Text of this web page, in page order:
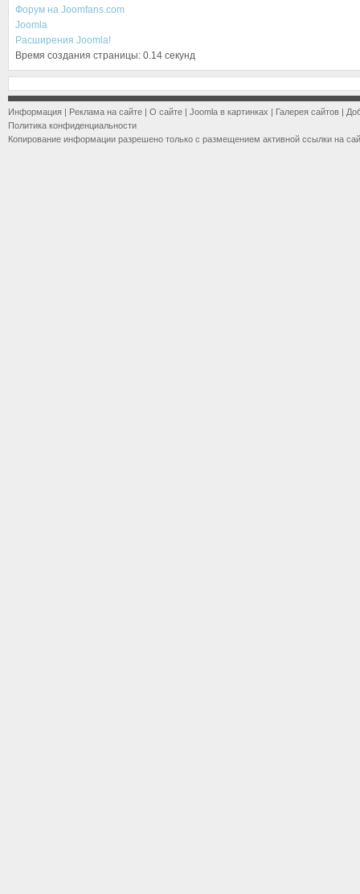
Форум на Joomfans.com
Joomla
Расширения Joomla!
Время создания страницы: 0.14 секунд
Информация | Реклама на сайте | О сайте | Joomla в картинках | Галерея сайтов |
Политика конфиденциальности
Копирование информации разрешено только с размещением активной ссылки на